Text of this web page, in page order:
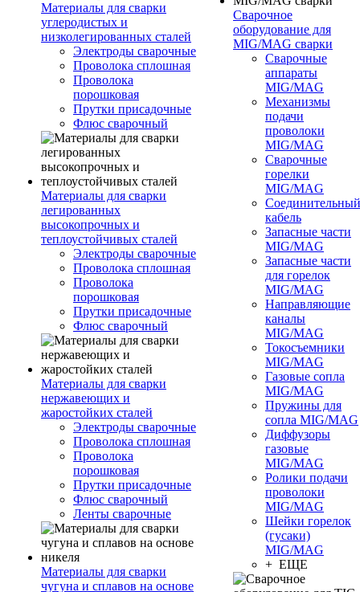
Материалы для сварки
углеродистых и
низколегированных сталей
Электроды сварочные
Проволока сплошная
Проволока
порошковая
Прутки присадочные
Флюс сварочный
Материалы для сварки
легированных
высокопрочных и
теплоустойчивых сталей
Электроды сварочные
Проволока сплошная
Проволока
порошковая
Прутки присадочные
Флюс сварочный
Материалы для сварки
нержавеющих и
жаростойких сталей
Электроды сварочные
Проволока сплошная
Проволока
порошковая
Прутки присадочные
Флюс сварочный
Ленты сварочные
Материалы для сварки
чугуна и сплавов на основе
Сварочное
оборудование для
MIG/MAG сварки
Сварочные
аппараты
MIG/MAG
Механизмы
подачи
проволоки
MIG/MAG
Сварочные
горелки
MIG/MAG
Соединительный
кабель
Запасные части
MIG/MAG
Запасные части
для горелок
MIG/MAG
Направляющие
каналы
MIG/MAG
Токосъемники
MIG/MAG
Газовые сопла
MIG/MAG
Пружины для
сопла MIG/MAG
Диффузоры
газовые
MIG/MAG
Ролики подачи
проволоки
MIG/MAG
Шейки горелок
(гусаки)
MIG/MAG
+ ЕЩЕ